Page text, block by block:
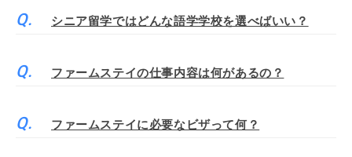
シニア留学ではどんな語学学校を選べばいい？
ファームステイの仕事内容は何があるの？
ファームステイに必要なビザって何？